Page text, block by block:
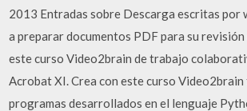
2013 Entradas sobre Descarga escritas por
a preparar documentos PDF para su
este curso Video2brain de trabajo
Acrobat XI. Crea con este curso
programas desarrollados en el lenguaje